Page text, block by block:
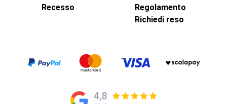
Recesso
Regolamento
Richiedi reso